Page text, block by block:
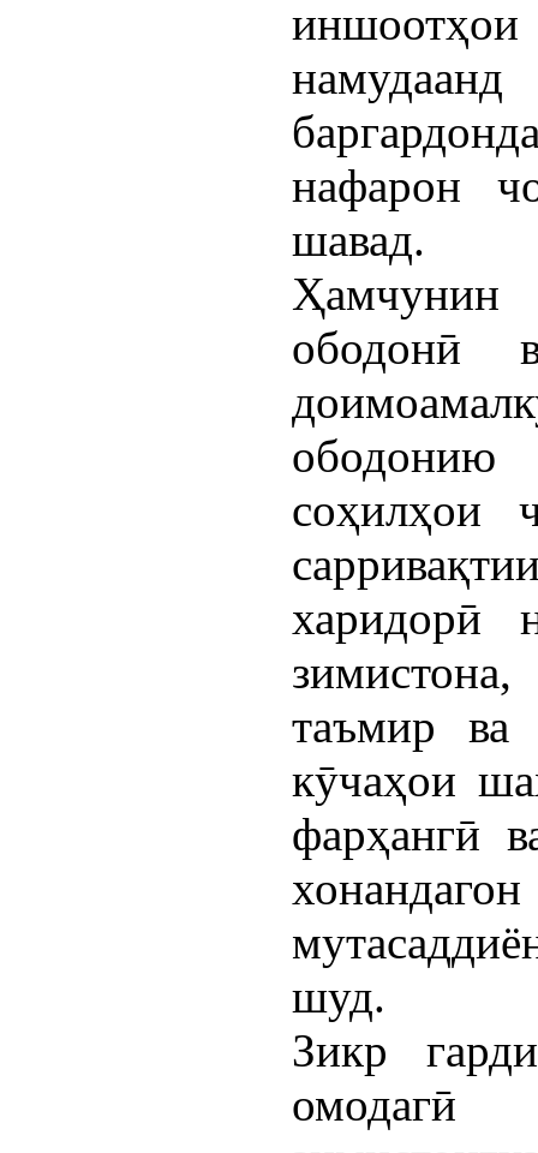
нафарон
шавад.
Ҳамчунин
ободонӣ
соҳилҳои
харидорӣ
таъмир ва
кӯчаҳои
фарҳангӣ
шуд.
Зикр